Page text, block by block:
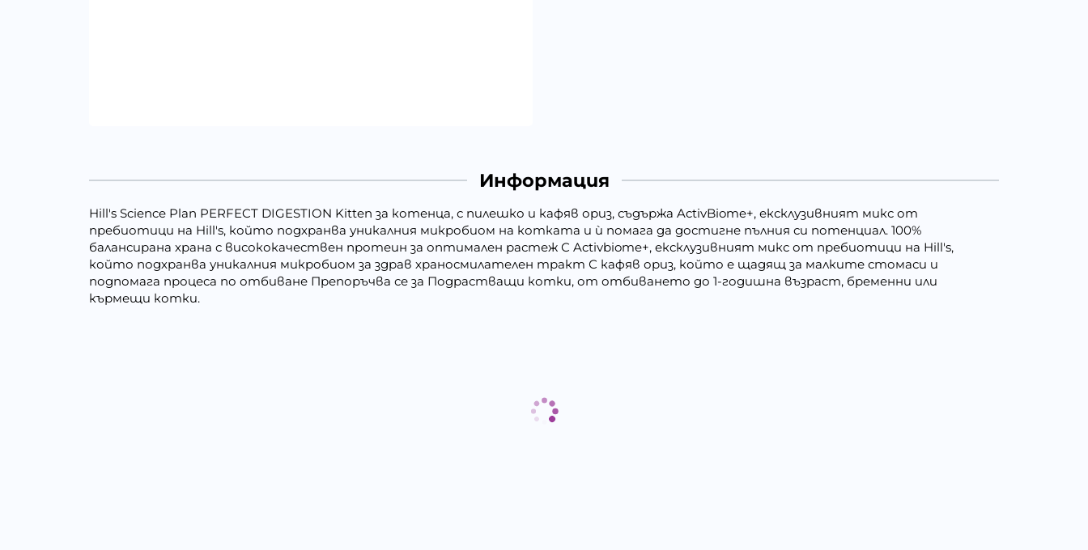
Информация
Hill's Science Plan PERFECT DIGESTION Kitten за котенца, с пилешко и кафяв ориз, съдържа ActivBiome+, ексклузивният микс от
пребиотици на Hill's, който подхранва уникалния микробиом на котката и ѝ помага да достигне пълния си потенциал. 100%
балансирана храна с висококачествен протеин за оптимален растеж С Activbiome+, ексклузивният микс от пребиотици на Hill's,
който подхранва уникалния микробиом за здрав храносмилателен тракт С кафяв ориз, който е щадящ за малките стомаси и
подпомага процеса по отбиване Препоръчва се за Подрастващи котки, от отбиването до 1-годишна възраст, бременни или
кърмещи котки.